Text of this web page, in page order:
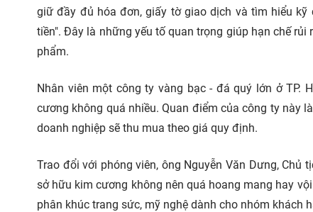
giữ đầy đủ hóa đơn, giấy tờ giao dịch và tìm hiểu
tiền". Đây là những yếu tố quan trọng giúp hạn chế
phẩm.
Nhân viên một công ty vàng bạc - đá quý lớn ở TP.
cương không quá nhiều. Quan điểm của công ty này
doanh nghiệp sẽ thu mua theo giá quy định.
Trao đổi với phóng viên, ông Nguyễn Văn Dưng, Chủ
sở hữu kim cương không nên quá hoang mang hay
phân khúc trang sức, mỹ nghệ dành cho nhóm khách